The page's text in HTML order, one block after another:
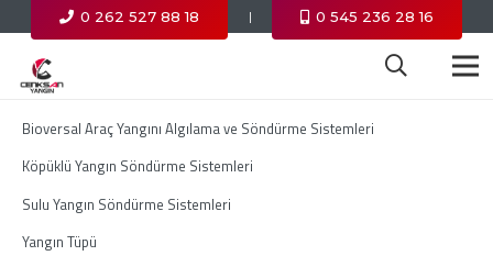
0 262 527 88 18 | 0 545 236 28 16
Bioversal Araç Yangını Algılama ve Söndürme Sistemleri
Köpüklü Yangın Söndürme Sistemleri
Sulu Yangın Söndürme Sistemleri
Yangın Tüpü